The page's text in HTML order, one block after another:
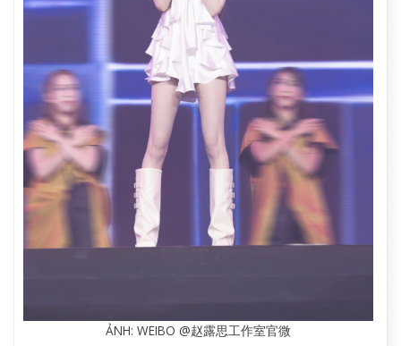
ẢNH: WEIBO @赵露思工作室官微